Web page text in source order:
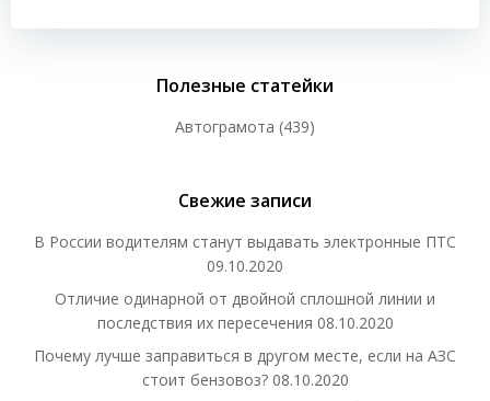
записям
Полезные статейки
Автограмота (439)
Свежие записи
В России водителям станут выдавать электронные ПТС
09.10.2020
Отличие одинарной от двойной сплошной линии и
последствия их пересечения 08.10.2020
Почему лучше заправиться в другом месте, если на АЗС
стоит бензовоз? 08.10.2020